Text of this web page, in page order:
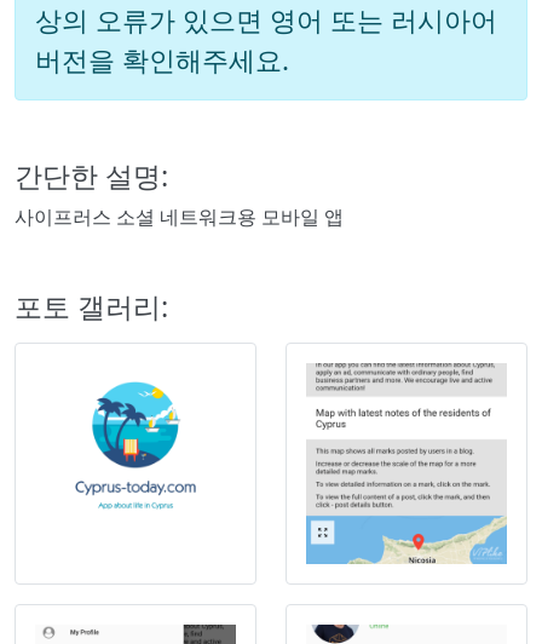
상의 오류가 있으면 영어 또는 러시아어
버전을 확인해주세요.
간단한 설명:
사이프러스 소셜 네트워크용 모바일 앱
포토 갤러리: